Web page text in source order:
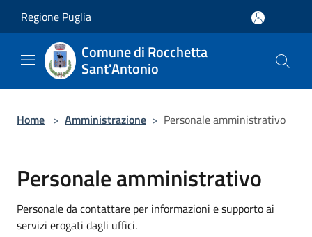
Regione Puglia
Comune di Rocchetta
Sant'Antonio
Home > Amministrazione > Personale amministrativo
Personale amministrativo
Personale da contattare per informazioni e supporto ai
servizi erogati dagli uffici.